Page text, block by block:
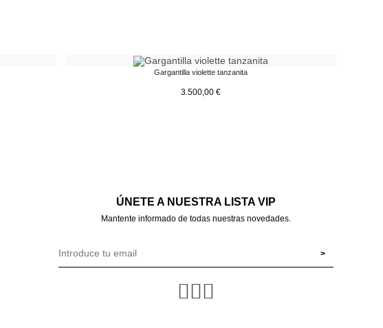
Gargantilla violette tanzanita
3.500,00 €
ÚNETE A NUESTRA LISTA VIP
Mantente informado de todas nuestras novedades.